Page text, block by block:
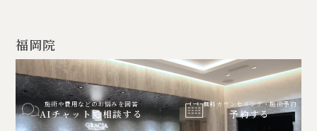
施術や費用などのお悩みを回答
AIチャットで相談する
無料カウンセリング・施術予約
予約する
福岡院